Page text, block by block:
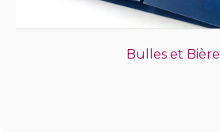
Bulles et Bière